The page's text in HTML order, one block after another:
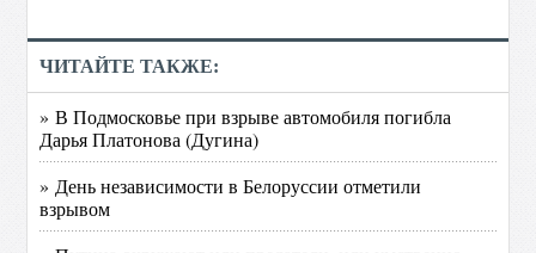
ЧИТАЙТЕ ТАКЖЕ:
» В Подмосковье при взрыве автомобиля погибла
Дарья Платонова (Дугина)
» День независимости в Белоруссии отметили
взрывом